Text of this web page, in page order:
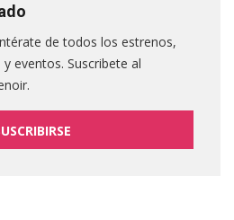
de todos los estrenos,
eventos. Suscribete al